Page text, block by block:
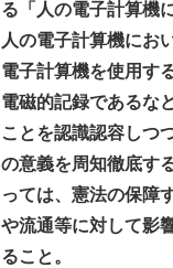
る「人の電子計算機
人の電子計算機にお
電子計算機を使用す
電磁的記録であるな
ことを認識認容しつ
の意義を周知徹底す
っては、憲法の保障
や流通等に対して影
ること。